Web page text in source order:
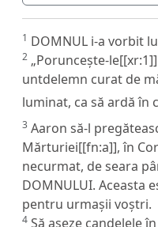
1 DOMNUL i-a vorbit
2 „Poruncește-
untdelemn curat de
luminat, ca să ardă în
3 Aaron să-l
Mărturiei[[fn:a]], în
necurmat, de seara
DOMNULUI. Aceasta
pentru urmașii voștri.
4 Să așeze candelele